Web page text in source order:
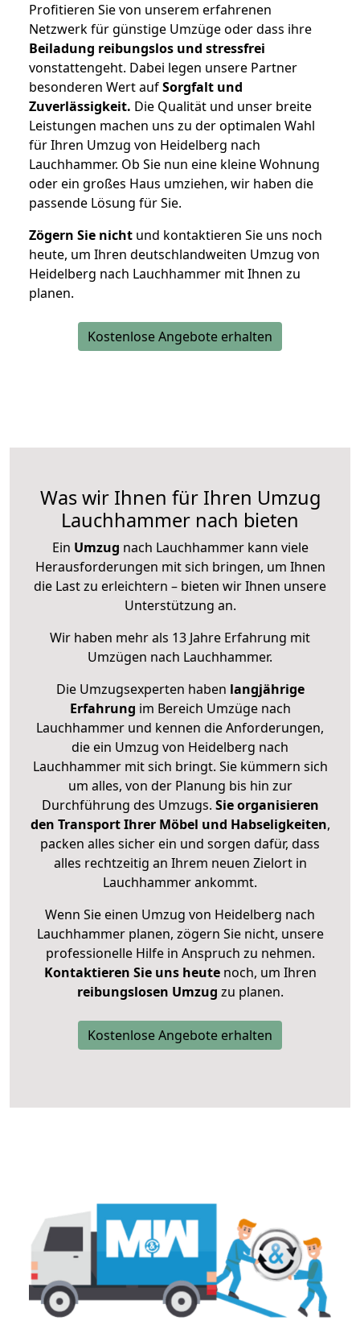
Profitieren Sie von unserem erfahrenen
Netzwerk für günstige Umzüge oder dass ihre
Beiladung reibungslos und stressfrei
vonstattengeht. Dabei legen unsere Partner
besonderen Wert aufSorgfalt und
Zuverlässigkeit. Die Qualität und unser breite
Leistungen machen uns zu der optimalen Wahl
für Ihren Umzug von Heidelberg nach
Lauchhammer. Ob Sie nun eine kleine Wohnung
oder ein großes Haus umziehen, wir haben die
passende Lösung für Sie.
Zögern Sie nicht und kontaktieren Sie uns noch
heute, um Ihren deutschlandweiten Umzug von
Heidelberg nach Lauchhammer mit Ihnen zu
planen.
Kostenlose Angebote erhalten
Was wir Ihnen für Ihren Umzug
Lauchhammer nach bieten
Ein Umzug nach Lauchhammer kann viele
Herausforderungen mit sich bringen, um Ihnen
die Last zu erleichtern – bieten wir Ihnen unsere
Unterstützung an.
Wir haben mehr als 13 Jahre Erfahrung mit
Umzügen nach Lauchhammer.
Die Umzugsexperten haben langjährige
Erfahrung im Bereich Umzüge nach
Lauchhammer und kennen die Anforderungen,
die ein Umzug von Heidelberg nach
Lauchhammer mit sich bringt. Sie kümmern sich
um alles, von der Planung bis hin zur
Durchführung des Umzugs. Sie organisieren
den Transport Ihrer Möbel und Habseligkeiten,
packen alles sicher ein und sorgen dafür, dass
alles rechtzeitig an Ihrem neuen Zielort in
Lauchhammer ankommt.
Wenn Sie einen Umzug von Heidelberg nach
Lauchhammer planen, zögern Sie nicht, unsere
professionelle Hilfe in Anspruch zu nehmen.
Kontaktieren Sie uns heutenoch, um Ihren
reibungslosen Umzug zu planen.
Kostenlose Angebote erhalten